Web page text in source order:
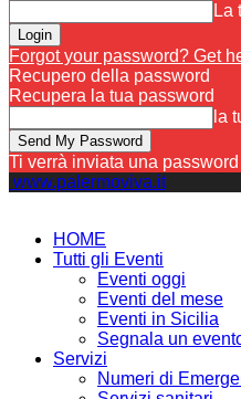
La
Forgot your password? Get
Recupero della password
Recupera la tua password
la
Ti verrà inviata una
www.palermoviva.it
HOME
Tutti gli Eventi
Eventi oggi
Eventi del mese
Eventi in Sicilia
Segnala un
Servizi
Numeri di